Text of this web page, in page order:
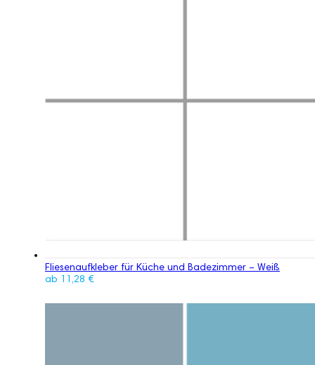
Fliesenaufkleber für Küche und Badezimmer – Weiß
ab 11,28 €